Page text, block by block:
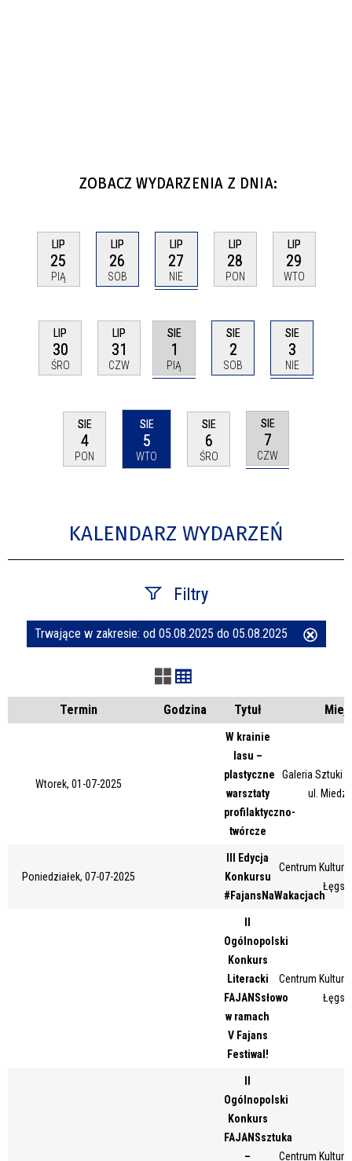
ZOBACZ WYDARZENIA Z DNIA:
LIP
25
PIĄ
LIP
26
SOB
LIP
27
NIE
LIP
28
PON
LIP
29
WTO
LIP
30
ŚRO
LIP
31
CZW
SIE
1
PIĄ
SIE
2
SOB
SIE
3
NIE
SIE
4
PON
SIE
5
WTO
SIE
6
ŚRO
SIE
7
CZW
KALENDARZ WYDARZEŃ
Filtry
Szukana fraza
Kategoria
Trwające w zakresie: od 05.08.2025 do 05.08.2025
Termin Godzina Tytuł
Wtorek, 01-07-2025
W krainie
lasu –
plastyczne
warsztaty
profilaktyczno-
twórcze
Galeria Sztuki
ul.
Poniedziałek, 07-07-2025
III Edycja
Konkursu
#FajansNaWakacjach
Centrum Kultury
Ogólnopolski
Konkurs
Literacki
FAJANSsłowo
w ramach
V Fajans
Festiwal!
Centrum Kultury
Ogólnopolski
Konkurs
FAJANSsztuka
–
Centrum Kultury